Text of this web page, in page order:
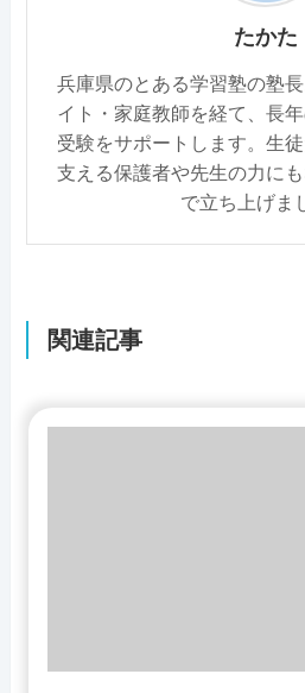
たかた
兵庫県のとある学習塾の塾
イト・家庭教師を経て、長
受験をサポートします。生
支える保護者や先生の力に
で立ち上げま
関連記事